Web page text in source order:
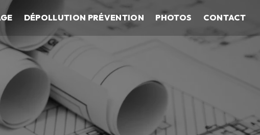
DÉPOLLUTION PRÉVENTION PHOTOS CONTACT